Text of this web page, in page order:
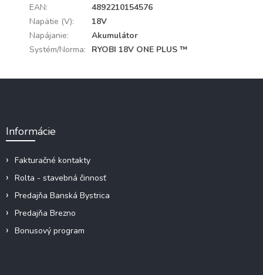
EAN:
4892210154576
Napätie (V):
18V
Napájanie:
Akumulátor
Systém/Norma: RYOBI 18V ONE PLUS ™
Informácie
Fakturačné kontakty
Rolta - stavebná činnosť
Predajňa Banská Bystrica
Predajňa Brezno
Bonusový program